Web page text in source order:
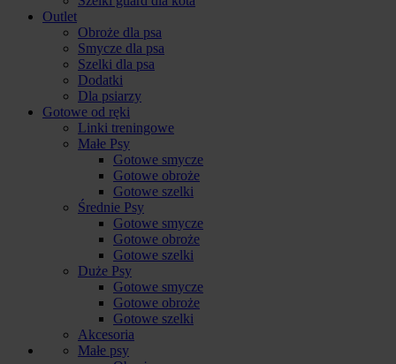
Outlet
Obroże dla psa
Smycze dla psa
Szelki dla psa
Dodatki
Dla psiarzy
Gotowe od ręki
Linki treningowe
Małe Psy
Gotowe smycze
Gotowe obroże
Gotowe szelki
Średnie Psy
Gotowe smycze
Gotowe obroże
Gotowe szelki
Duże Psy
Gotowe smycze
Gotowe obroże
Gotowe szelki
Akcesoria
Małe psy